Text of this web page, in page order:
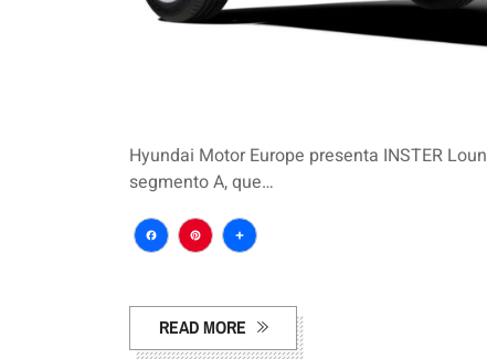
Hyundai Motor Europe presenta INSTER
segmento A, que…
Facebook
Pinterest
Compartir
READ MORE